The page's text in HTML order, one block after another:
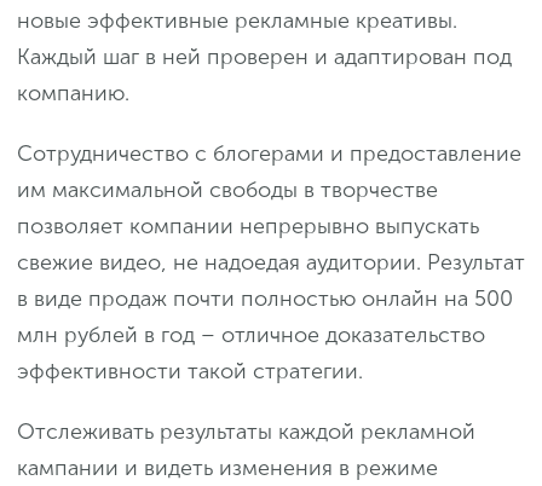
новые эффективные рекламные креативы.
Каждый шаг в ней проверен и адаптирован под
компанию.
Сотрудничество с блогерами и предоставление
им максимальной свободы в творчестве
позволяет компании непрерывно выпускать
свежие видео, не надоедая аудитории. Результат
в виде продаж почти полностью онлайн на 500
млн рублей в год – отличное доказательство
эффективности такой стратегии.
Отслеживать результаты каждой рекламной
кампании и видеть изменения в режиме